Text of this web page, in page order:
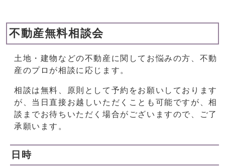
不動産無料相談会
土地・建物などの不動産に関してお悩みの方、不動
産のプロが相談に応じます。
相談は無料、原則として予約をお願いしております
が、当日直接お越しいただくことも可能ですが、相
談までお待ちいただく場合がございますので、ご了
承願います。
日時